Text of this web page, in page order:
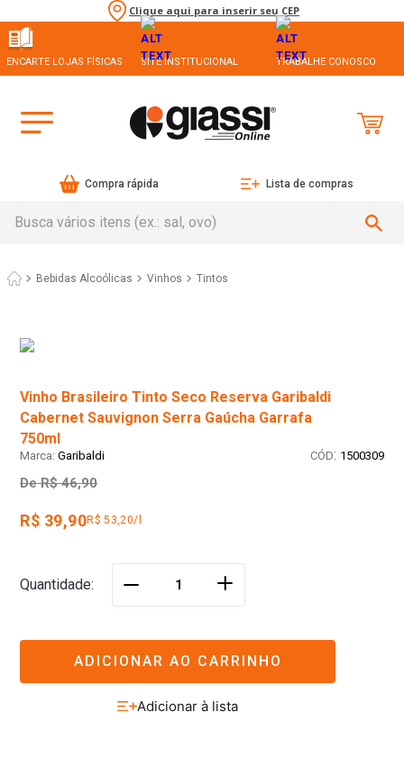
Clique aqui para inserir seu CEP
ENCARTE LOJAS FÍSICAS SITE INSTITUCIONAL TRABALHE CONOSCO
Compra rápida Lista de compras
Bebidas Alcoólicas Vinhos Tintos
Vinho Brasileiro Tinto Seco Reserva Garibaldi
Cabernet Sauvignon Serra Gaúcha Garrafa
750ml
Garibaldi : 1500309
De R$ 46,90
R$ 39,90R$ 53,20/l
Quantidade ＋
ADICIONAR AO CARRINHO